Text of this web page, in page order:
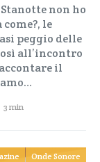
non ho
le
peggio delle
all’incontro
il
3 min
Onde Sonore